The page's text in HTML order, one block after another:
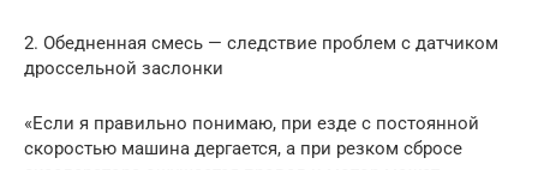
2. Обедненная смесь — следствие проблем с датчиком
дроссельной заслонки
«Если я правильно понимаю, при езде с постоянной
скоростью машина дергается, а при резком сбросе